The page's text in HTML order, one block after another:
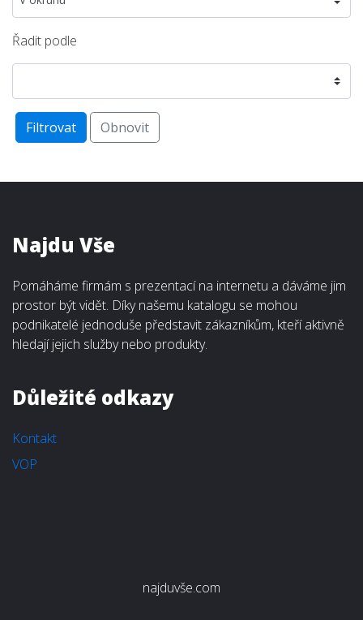
Řadit podle
Filtrovat Obnovit
Najdu Vše
Pomáháme firmám s prezentací na internetu a dáváme jim
prostor být vidět. Díky našemu katalogu se mohou
podnikatelé jednoduše představit zákazníkům, kteří aktivně
hledají jejich služby nebo produkty.
Důležité odkazy
Kontakt
VOP
najduvše.com